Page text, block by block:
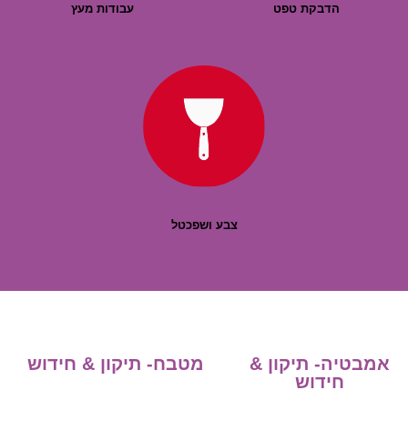
הדבקת טפט עבודות מעץ
צבע ושפכטל
אמבטיה- תיקון &
חידוש
מטבח- תיקון & חידוש